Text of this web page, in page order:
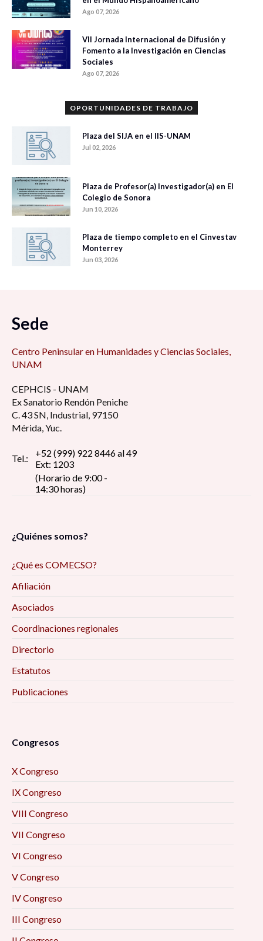
Ago 07, 2026
VII Jornada Internacional de Difusión y
Fomento a la Investigación en Ciencias
Sociales
Ago 07, 2026
OPORTUNIDADES DE TRABAJO
Plaza del SIJA en el IIS-UNAM
Jul 02, 2026
Plaza de Profesor(a) Investigador(a) en El
Colegio de Sonora
Jun 10, 2026
Plaza de tiempo completo en el Cinvestav
Monterrey
Jun 03, 2026
Sede
Centro Peninsular en Humanidades y Ciencias Sociales,
UNAM
CEPHCIS - UNAM
Ex Sanatorio Rendón Peniche
C. 43 SN, Industrial, 97150
Mérida, Yuc.
Tel.:
+52 (999) 922 8446 al 49
Ext: 1203
(Horario de 9:00 -
14:30 horas)
¿Quiénes somos?
¿Qué es COMECSO?
Afiliación
Asociados
Coordinaciones regionales
Directorio
Estatutos
Publicaciones
Congresos
X Congreso
IX Congreso
VIII Congreso
VII Congreso
VI Congreso
V Congreso
IV Congreso
III Congreso